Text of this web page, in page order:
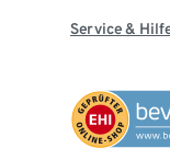
Service &